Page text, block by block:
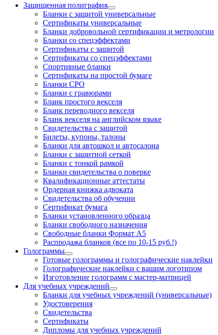
Защищенная полиграфия
Бланки с защитой универсальные
Сертификаты универсальные
Бланки добровольной сертификации и метрологии
Бланки со спецэффектами
Сертификаты с защитой
Сертификаты со спецэффектами
Спортивные бланки
Cертификаты на простой бумаге
Бланки СРО
Бланки с гравюрами
Бланк простого векселя
Бланк переводного векселя
Бланк векселя на английском языке
Свидетельства с защитой
Билеты, купоны, талоны
Бланки для автошкол и автосалона
Бланки с защитной сеткой
Бланки с тонкой рамкой
Бланки свидетельства о поверке
Квалификационные аттестаты
Ордерная книжка адвоката
Свидетельства об обучении
Сертификат бумага
Бланки установленного образца
Бланки свободного назначения
Свободные бланки Формат А5
Распродажа бланков (все по 10-15 руб.!)
Голограммы
Готовые голограммы и голографические наклейки
Голографические наклейки с вашим логотипом
Изготовление голограмм с мастер-матрицей
Для учебных учреждений
Бланки для учебных учреждений (универсальные)
Удостоверения
Свидетельства
Сертификаты
Дипломы для учебных учреждений